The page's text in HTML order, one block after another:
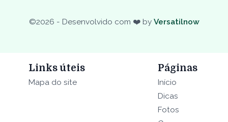
©2026 - Desenvolvido com ❤️ by Versatilnow
Links úteis
Mapa do site
Páginas
Início
Dicas
Fotos